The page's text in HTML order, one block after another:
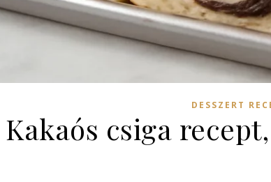
DESSZERT
Kakaós csiga